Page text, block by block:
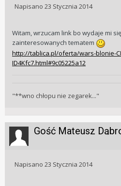
Napisano 23 Stycznia 2014
Witam, wrzucam link bo wydaje mi
zainteresowanych tematem
http://tablica.pl/oferta/wars-blonie-
ID4Kfc7.html#9c05225a12
"**wno chłopu nie zegarek..."
Gość Mateusz
Napisano 23 Stycznia 2014